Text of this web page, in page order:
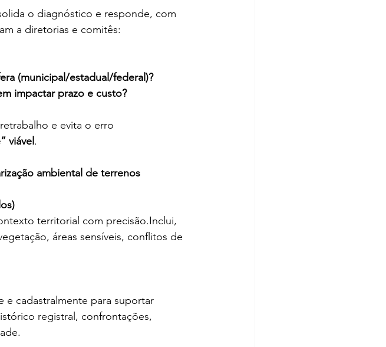
o diagnóstico e responde, com
a diretorias e comitês:
(municipal/estadual/federal)?
impactar prazo e custo?
e evita o erro
viável .
ambiental de terrenos
territorial com precisão.Inclui,
áreas sensíveis, conflitos de
e cadastralmente para suportar
registral, confrontações,